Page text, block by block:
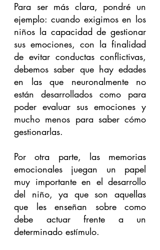
Para ser más clara, pondré un
ejemplo: cuando exigimos en los
niños la capacidad de gestionar
sus emociones, con la finalidad
de evitar conductas conflictivas,
debemos saber que hay edades
en las que neuronalmente no
están desarrollados como para
poder evaluar sus emociones y
mucho menos para saber cómo
gestionarlas.
Por otra parte, las memorias
emocionales juegan un papel
muy importante en el desarrollo
del niño, ya que son aquellas
que les enseñan sobre como
debe actuar frente a un
determinado estímulo.